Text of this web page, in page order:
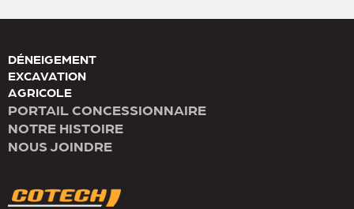
DÉNEIGEMENT
EXCAVATION
AGRICOLE
PORTAIL CONCESSIONNAIRE
NOTRE HISTOIRE
NOUS JOINDRE